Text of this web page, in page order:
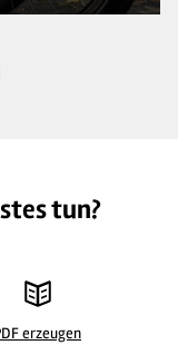
tun?
erzeugen